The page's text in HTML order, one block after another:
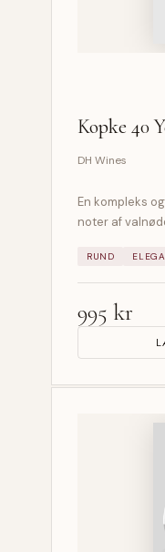
Kopke 40
DH Wines
En kompleks
noter af
RUND
995 kr